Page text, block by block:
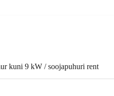
kuni 9 kW / soojapuhuri rent